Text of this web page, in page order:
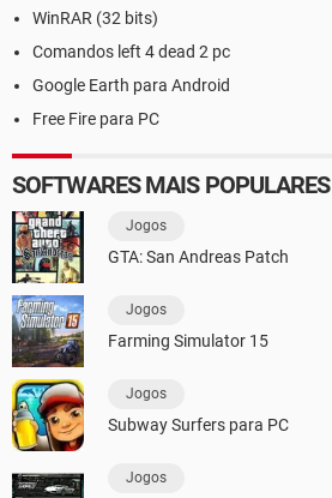
WinRAR (32 bits)
Comandos left 4 dead 2 pc
Google Earth para Android
Free Fire para PC
SOFTWARES MAIS POPULARES
Jogos
GTA: San Andreas Patch
Jogos
Farming Simulator 15
Jogos
Subway Surfers para PC
Jogos